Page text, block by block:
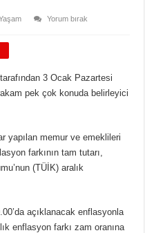
Yorum bırak
3 Ocak Pazartesi
pek çok konuda belirleyici
yapılan memur ve emeklileri
farkının tam tutarı,
(TÜİK) aralık
açıklanacak enflasyonla
enflasyon farkı zam oranına